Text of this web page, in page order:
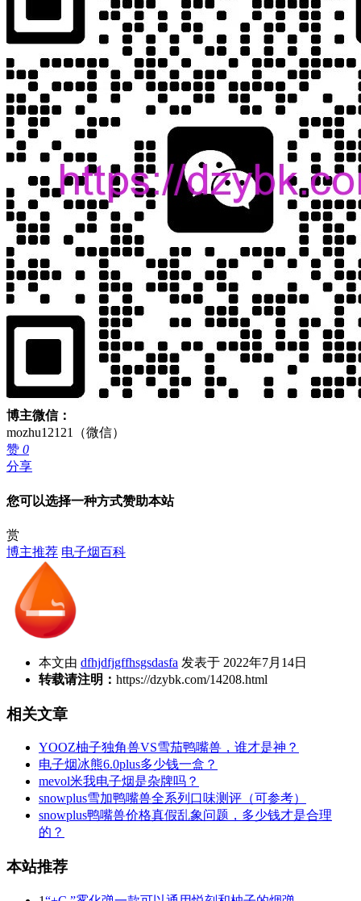
博主微信：
mozhu12121（微信）
赞 0
分享
您可以选择一种方式赞助本站
赏
博主推荐 电子烟百科
本文由 dfhjdfjgffhsgsdasfa 发表于 2022年7月14日
转载请注明： https://dzybk.com/14208.html
相关文章
YOOZ柚子独角兽VS雪茄鸭嘴兽，谁才是神？
电子烟冰熊6.0plus多少钱一盒？
mevol米我电子烟是杂牌吗？
snowplus雪加鸭嘴兽全系列口味测评（可参考）
snowplus鸭嘴兽价格真假乱象问题，多少钱才是合理
的？
本站推荐